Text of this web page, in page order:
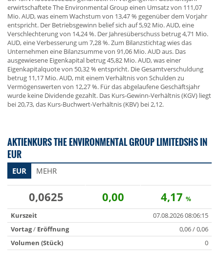
erwirtschaftete The Environmental Group einen Umsatz von 111,07
Mio. AUD, was einem Wachstum von 13,47 % gegenüber dem Vorjahr
entspricht. Der Betriebsgewinn belief sich auf 5,92 Mio. AUD, eine
Verschlechterung von 14,24 %. Der Jahresüberschuss betrug 4,71 Mio.
AUD, eine Verbesserung um 7,28 %. Zum Bilanzstichtag wies das
Unternehmen eine Bilanzsumme von 91,06 Mio. AUD aus. Das
ausgewiesene Eigenkapital betrug 45,82 Mio. AUD, was einer
Eigenkapitalquote von 50,32 % entspricht. Die Gesamtverschuldung
betrug 11,17 Mio. AUD, mit einem Verhältnis von Schulden zu
Vermögenswerten von 12,27 %. Für das abgelaufene Geschäftsjahr
wurde keine Dividende gezahlt. Das Kurs-Gewinn-Verhältnis (KGV) liegt
bei 20,73, das Kurs-Buchwert-Verhältnis (KBV) bei 2,12.
AKTIENKURS THE ENVIRONMENTAL GROUP LIMITEDSHS IN
EUR
EUR MEHR
0,0625 0,00 4,17 %
Kurszeit
07.08.2026 08:06:15
Vortag/ Eröffnung
0,06 / 0,06
Volumen (Stück)
0